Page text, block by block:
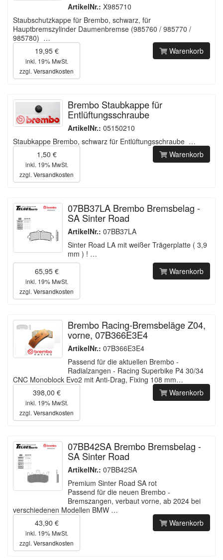
ArtikelNr.: X985710
Staubschutzkappe für Brembo, schwarz, für
Hauptbremszylinder Daumenbremse (985760 / 985770 /
985780) …
19,95 €
inkl. 19% MwSt.
zzgl. Versandkosten
Warenkorb
Brembo Staubkappe für
Entlüftungsschraube
ArtikelNr.: 05150210
Staubkappe Brembo, schwarz für Entlüftungsschraube …
1,50 €
inkl. 19% MwSt.
zzgl. Versandkosten
Warenkorb
07BB37LA Brembo Bremsbelag -
SA Sinter Road
ArtikelNr.: 07BB37LA
Sinter Road LA mit weißer Trägerplatte ( 3,9
mm ) ! …
65,95 €
inkl. 19% MwSt.
zzgl. Versandkosten
Warenkorb
Brembo Racing-Bremsbeläge Z04,
vorne, 07B366E3E4
ArtikelNr.: 07B366E3E4
Passend für die aktuellen Brembo -
Radialzangen - Racing Superbike P4 30/34
CNC Monoblock Evo2 mit Anti-Drag, Fixing 108 mm…
398,00 €
inkl. 19% MwSt.
zzgl. Versandkosten
Warenkorb
07BB42SA Brembo Bremsbelag -
SA Sinter Road
ArtikelNr.: 07BB42SA
Premium Sinter Road SA rot
Passend für die neuen Brembo -
Bremszangen, verbaut vorne, ab 2024 bei
verschiedenen Modellen BMW …
43,90 €
inkl. 19% MwSt.
zzgl. Versandkosten
Warenkorb